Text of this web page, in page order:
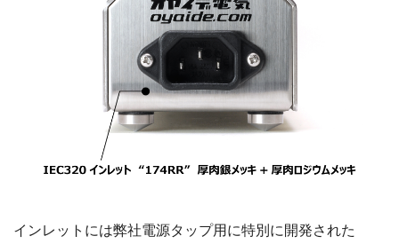
インレットには弊社電源タップ用に特別に開発された